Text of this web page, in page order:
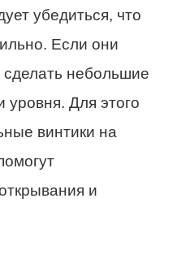
убедиться, что
Если они
небольшие
уровня. Для этого
винтики на
и